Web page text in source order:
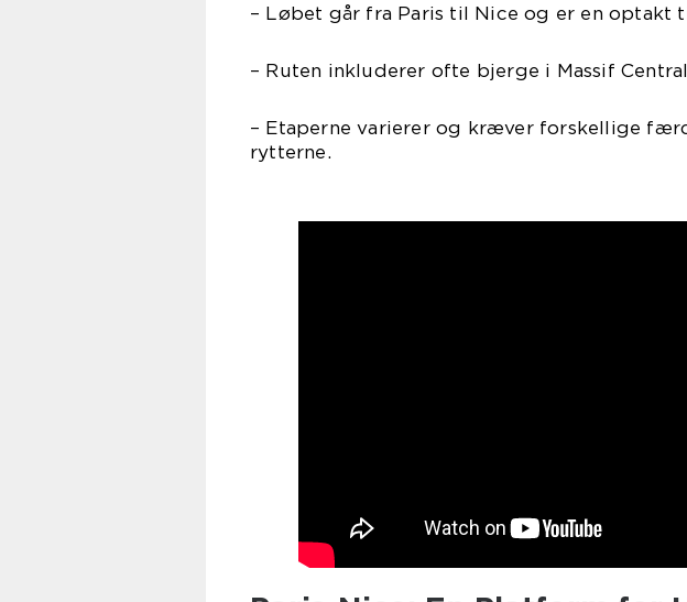
– Løbet går fra Paris til Nice og er en optakt
– Ruten inkluderer ofte bjerge i Massif
– Etaperne varierer og kræver forskellige
rytterne.